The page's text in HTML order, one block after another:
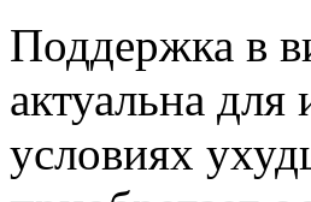
Поддержка в
актуальна
условиях